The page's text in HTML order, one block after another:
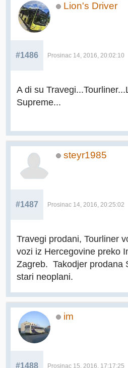
Lion's Driver
#1486 Prosinac 14, 2016, 20:02:10
A di su
Supreme...
steyr1985
#1487 Prosinac 14, 2016, 20:25:02
Travegi prodani, Tourliner
vozi iz Hercegovine preko
Zagreb. Takodjer prodana
stari neoplani.
im
#1488 Prosinac 15, 2016, 17:17:25